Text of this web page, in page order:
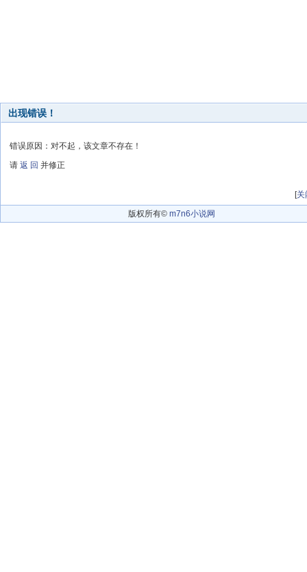
出现错误！
错误原因：对不起，该文章不存在！
请 返 回 并修正
[关
版权所有© m7n6小说网